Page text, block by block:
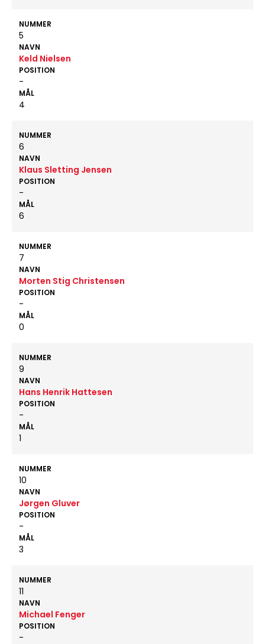
NUMMER
5
NAVN
Keld Nielsen
POSITION
-
MÅL
4
NUMMER
6
NAVN
Klaus Sletting Jensen
POSITION
-
MÅL
6
NUMMER
7
NAVN
Morten Stig Christensen
POSITION
-
MÅL
0
NUMMER
9
NAVN
Hans Henrik Hattesen
POSITION
-
MÅL
1
NUMMER
10
NAVN
Jørgen Gluver
POSITION
-
MÅL
3
NUMMER
11
NAVN
Michael Fenger
POSITION
-